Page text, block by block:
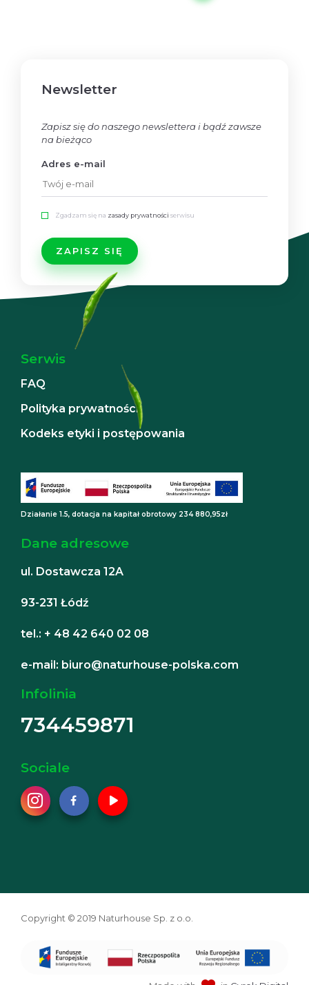
Newsletter
Zapisz się do naszego newslettera i bądź zawsze
na bieżąco
Adres e-mail
Zgadzam się na zasady prywatności serwisu
Serwis
FAQ
Polityka prywatności
Kodeks etyki i postępowania
Działanie 1.5, dotacja na kapitał obrotowy 234 880,95zł
Dane adresowe
ul. Dostawcza 12A
93-231 Łódź
tel.: + 48 42 640 02 08
e-mail: biuro@naturhouse-polska.com
Infolinia
734459871
Sociale
Copyright © 2019 Naturhouse Sp. z o.o.